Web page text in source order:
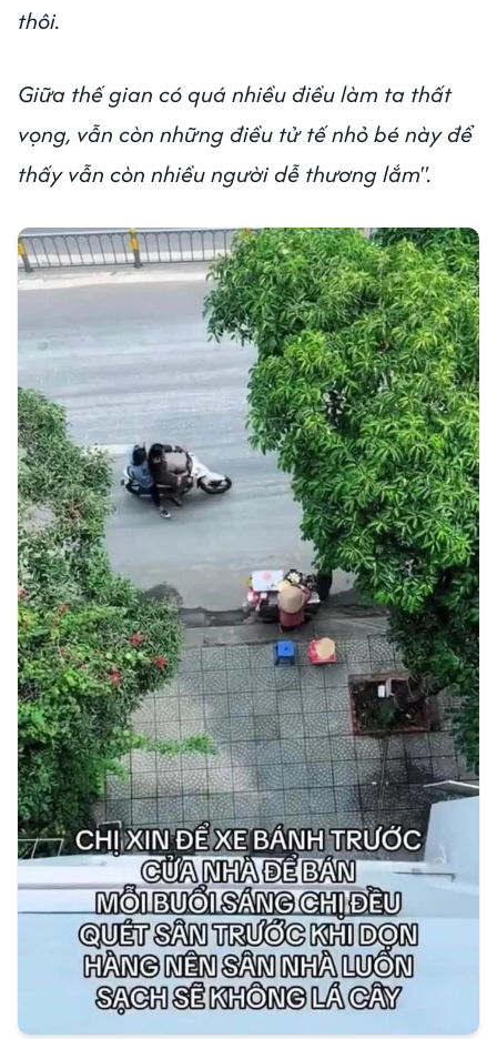
thôi.
Giữa thế gian có quá nhiều điều làm ta thất
vọng, vẫn còn những điều tử tế nhỏ bé này để
thấy vẫn còn nhiều người dễ thương lắm".